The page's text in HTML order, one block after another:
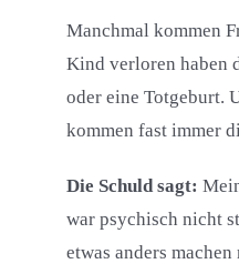
Manchmal kommen
Kind verloren haben
oder eine Totgeburt.
kommen fast immer
Die Schuld sagt:
war psychisch nicht
etwas anders machen